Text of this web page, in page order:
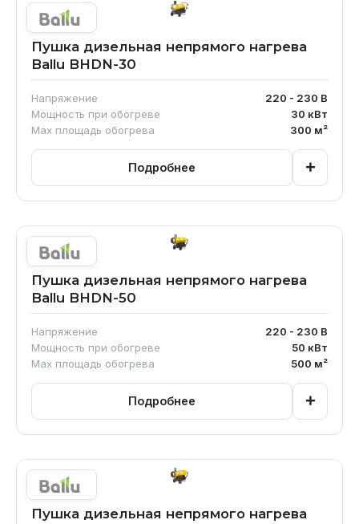
Пушка дизельная непрямого нагрева
Ballu BHDN-30
Напряжение 220 - 230 В
Мощность при обогреве
30 кВт
Max площадь обогрева
300 м²
Подробнее +
Пушка дизельная непрямого нагрева
Ballu BHDN-50
Напряжение 220 - 230 В
Мощность при обогреве
50 кВт
Max площадь обогрева
500 м²
Подробнее +
Пушка дизельная непрямого нагрева